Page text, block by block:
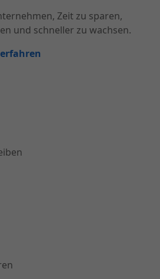
Zeit zu sparen,
und schneller zu wachsen.